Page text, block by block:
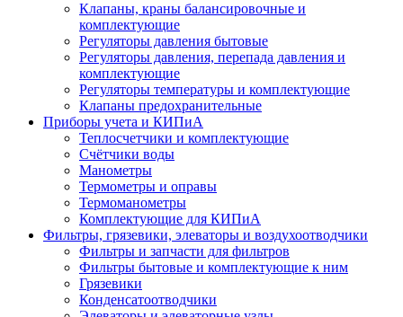
Клапаны, краны балансировочные и
комплектующие
Регуляторы давления бытовые
Регуляторы давления, перепада давления и
комплектующие
Регуляторы температуры и комплектующие
Клапаны предохранительные
Приборы учета и КИПиА
Теплосчетчики и комплектующие
Счётчики воды
Манометры
Термометры и оправы
Термоманометры
Комплектующие для КИПиА
Фильтры, грязевики, элеваторы и воздухоотводчики
Фильтры и запчасти для фильтров
Фильтры бытовые и комплектующие к ним
Грязевики
Конденсатоотводчики